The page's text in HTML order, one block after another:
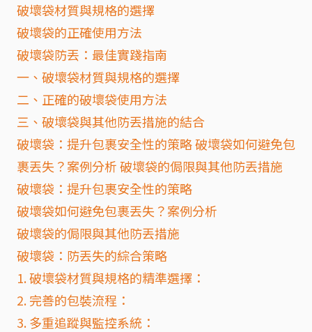
破壞袋材質與規格的選擇
破壞袋的正確使用方法
破壞袋防丟：最佳實踐指南
一、破壞袋材質與規格的選擇
二、正確的破壞袋使用方法
三、破壞袋與其他防丟措施的結合
破壞袋：提升包裹安全性的策略 破壞袋如何避免包
裹丟失？案例分析 破壞袋的侷限與其他防丟措施
破壞袋：提升包裹安全性的策略
破壞袋如何避免包裹丟失？案例分析
破壞袋的侷限與其他防丟措施
破壞袋：防丟失的綜合策略
1. 破壞袋材質與規格的精準選擇：
2. 完善的包裝流程：
3. 多重追蹤與監控系統：